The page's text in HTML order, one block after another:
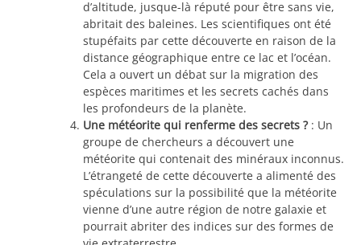
d’altitude, jusque-là réputé pour être sans vie,
abritait des baleines. Les scientifiques ont été
stupéfaits par cette découverte en raison de la
distance géographique entre ce lac et l’océan.
Cela a ouvert un débat sur la migration des
espèces maritimes et les secrets cachés dans
les profondeurs de la planète.
Une météorite qui renferme des secrets ?: Un
groupe de chercheurs a découvert une
météorite qui contenait des minéraux inconnus.
L’étrangeté de cette découverte a alimenté des
spéculations sur la possibilité que la météorite
vienne d’une autre région de notre galaxie et
pourrait abriter des indices sur des formes de